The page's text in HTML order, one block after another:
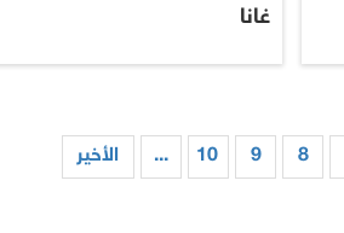
غانا
8
9
10
... الأخير